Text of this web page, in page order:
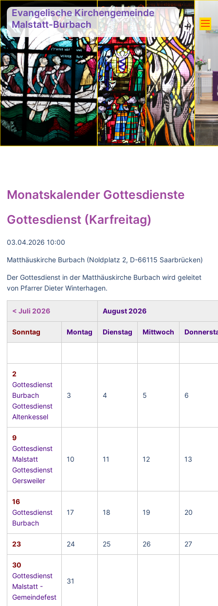
Evangelische Kirchengemeinde
Malstatt-Burbach
Monatskalender Gottesdienste
Gottesdienst (Karfreitag)
03.04.2026 10:00
Matthäuskirche Burbach (Noldplatz 2, D-66115 Saarbrücken)
Der Gottesdienst in der Matthäuskirche Burbach wird geleitet
von Pfarrer Dieter Winterhagen.
< Juli 2026 August 2026
Sonntag Montag Dienstag Mittwoch
2
Gottesdienst
Burbach
Gottesdienst
Altenkessel
3 4 5 6
9
Gottesdienst
Malstatt
Gottesdienst
Gersweiler
10 11 12 13
16
Gottesdienst
Burbach
17 18 19 20
23 24 25 26 27
30
Gottesdienst
Malstatt -
Gemeindefest
31